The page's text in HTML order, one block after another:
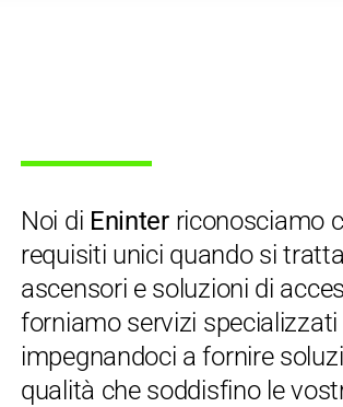
Noi di Eninterriconosciamo
requisiti unici quando si
ascensori e soluzioni di
forniamo servizi
impegnandoci a fornire
qualità che soddisfino le